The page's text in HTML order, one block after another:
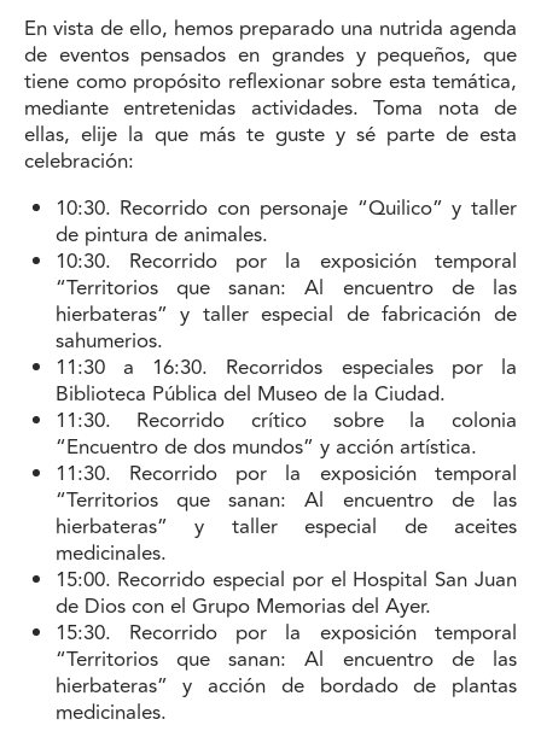
En vista de ello, hemos preparado una nutrida agenda
de eventos pensados en grandes y pequeños, que
tiene como propósito reflexionar sobre esta temática,
mediante entretenidas actividades. Toma nota de
ellas, elije la que más te guste y sé parte de esta
celebración:
10:30. Recorrido con personaje “Quilico” y taller
de pintura de animales.
10:30. Recorrido por la exposición temporal
“Territorios que sanan: Al encuentro de las
hierbateras” y taller especial de fabricación de
sahumerios.
11:30 a 16:30. Recorridos especiales por la
Biblioteca Pública del Museo de la Ciudad.
11:30. Recorrido crítico sobre la colonia
“Encuentro de dos mundos” y acción artística.
11:30. Recorrido por la exposición temporal
“Territorios que sanan: Al encuentro de las
hierbateras” y taller especial de aceites
medicinales.
15:00. Recorrido especial por el Hospital San Juan
de Dios con el Grupo Memorias del Ayer.
15:30. Recorrido por la exposición temporal
“Territorios que sanan: Al encuentro de las
hierbateras” y acción de bordado de plantas
medicinales.